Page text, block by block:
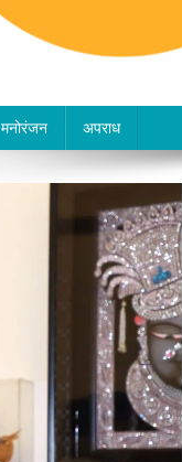
मनोरंजन अपराध